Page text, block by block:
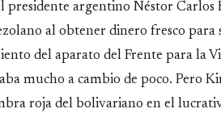
presidente argentino Néstor
al obtener dinero fresco para
del aparato del Frente para la
mucho a cambio de poco. Pero
roja del bolivariano en el